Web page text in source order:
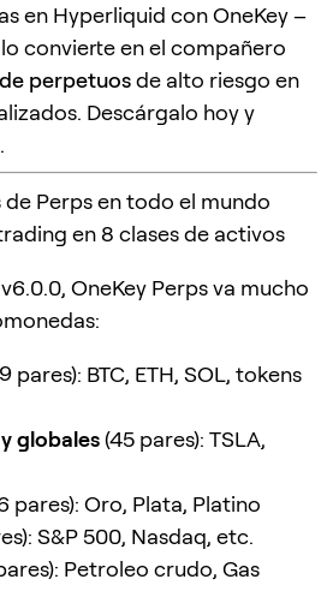
en Hyperliquid con OneKey –
convierte en el compañero
perpetuosde alto riesgo en
Descárgalo hoy y
Perps en todo el mundo
en 8 clases de activos
OneKey Perps va mucho
pares): BTC, ETH, SOL, tokens
globales(45 pares): TSLA,
pares): Oro, Plata, Platino
S&P 500, Nasdaq, etc.
Petroleo crudo, Gas